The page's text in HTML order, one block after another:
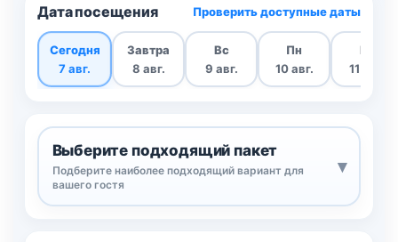
Дата посещения Проверить доступные даты
Сегодня
7 авг.
Завтра
8 авг.
Вс
9 авг.
Пн
10 авг.
Вт
11 авг.
Выберите подходящий пакет
Подберите наиболее подходящий вариант для
вашего гостя
▾